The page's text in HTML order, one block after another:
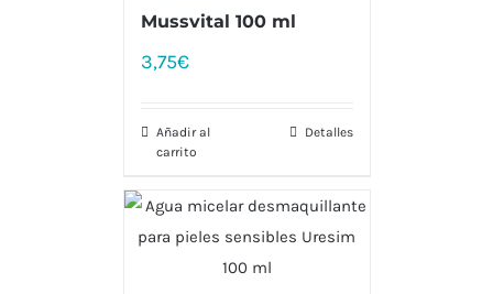
Mussvital 100 ml
3,75€
Añadir al
carrito
Detalles